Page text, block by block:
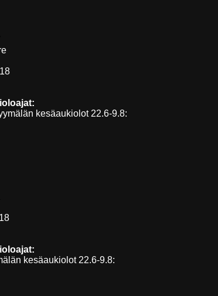
kesäaukiolot 22.6-9.8:
kesäaukiolot 22.6-9.8: